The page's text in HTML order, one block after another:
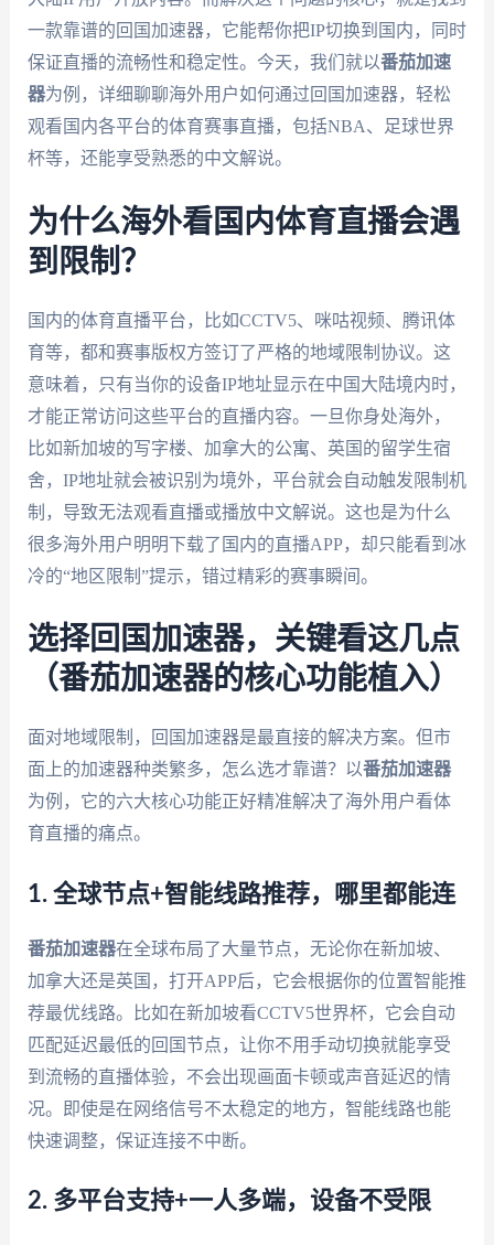
一款靠谱的回国加速器，它能帮你把IP切换到国内，同时
保证直播的流畅性和稳定性。今天，我们就以番茄加速
器为例，详细聊聊海外用户如何通过回国加速器，轻松
观看国内各平台的体育赛事直播，包括NBA、足球世界
杯等，还能享受熟悉的中文解说。
为什么海外看国内体育直播会遇
到限制？
国内的体育直播平台，比如CCTV5、咪咕视频、腾讯体
育等，都和赛事版权方签订了严格的地域限制协议。这
意味着，只有当你的设备IP地址显示在中国大陆境内时，
才能正常访问这些平台的直播内容。一旦你身处海外，
比如新加坡的写字楼、加拿大的公寓、英国的留学生宿
舍，IP地址就会被识别为境外，平台就会自动触发限制机
制，导致无法观看直播或播放中文解说。这也是为什么
很多海外用户明明下载了国内的直播APP，却只能看到冰
冷的“地区限制”提示，错过精彩的赛事瞬间。
选择回国加速器，关键看这几点
（番茄加速器的核心功能植入）
面对地域限制，回国加速器是最直接的解决方案。但市
面上的加速器种类繁多，怎么选才靠谱？以番茄加速器
为例，它的六大核心功能正好精准解决了海外用户看体
育直播的痛点。
1. 全球节点+智能线路推荐，哪里都能连
番茄加速器在全球布局了大量节点，无论你在新加坡、
加拿大还是英国，打开APP后，它会根据你的位置智能推
荐最优线路。比如在新加坡看CCTV5世界杯，它会自动
匹配延迟最低的回国节点，让你不用手动切换就能享受
到流畅的直播体验，不会出现画面卡顿或声音延迟的情
况。即使是在网络信号不太稳定的地方，智能线路也能
快速调整，保证连接不中断。
2. 多平台支持+一人多端，设备不受限